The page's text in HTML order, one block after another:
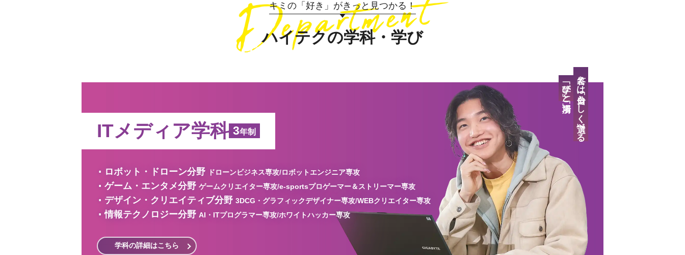
キミの「好き」がきっと見つかる！
ハイテクの学科・学び
ITメディア学科 3年制
ロボット・ドローン分野 ドローンビジネス専攻/ロボットエンジニア専攻
ゲーム・エンタメ分野 ゲームクリエイター専攻/e-sportsプロゲーマー＆ストリーマー専攻
デザイン・クリエイティブ分野 3DCG・グラフィックデザイナー専攻/WEBクリエイター専攻
情報テクノロジー分野 AI・ITプログラマー専攻/ホワイトハッカー専攻
学科の詳細はこちら
答えは「自分らしく」選べる
「学び」と「場所」
オススメのコンテンツ
社会人・フリーターの方にオススメの コンテンツ
高校1・2年生にオススメの コンテンツ
保護者の方にオススメの コンテンツ